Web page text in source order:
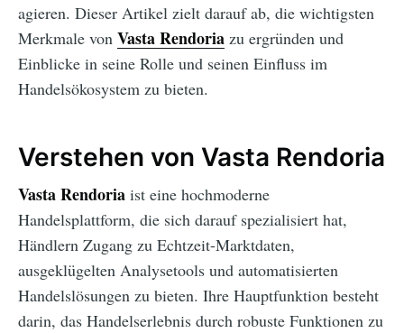
agieren. Dieser Artikel zielt darauf ab, die wichtigsten
Merkmale von Vasta Rendoria zu ergründen und
Einblicke in seine Rolle und seinen Einfluss im
Handelsökosystem zu bieten.
Verstehen von Vasta Rendoria
Vasta Rendoria ist eine hochmoderne
Handelsplattform, die sich darauf spezialisiert hat,
Händlern Zugang zu Echtzeit-Marktdaten,
ausgeklügelten Analysetools und automatisierten
Handelslösungen zu bieten. Ihre Hauptfunktion besteht
darin, das Handelserlebnis durch robuste Funktionen zu